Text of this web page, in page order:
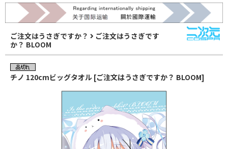
ご注文はうさぎですか？
ご注文はうさぎです
か？ BLOOM
チノ 120cmビッグタオル [ご注文はうさぎですか？ BLOOM]